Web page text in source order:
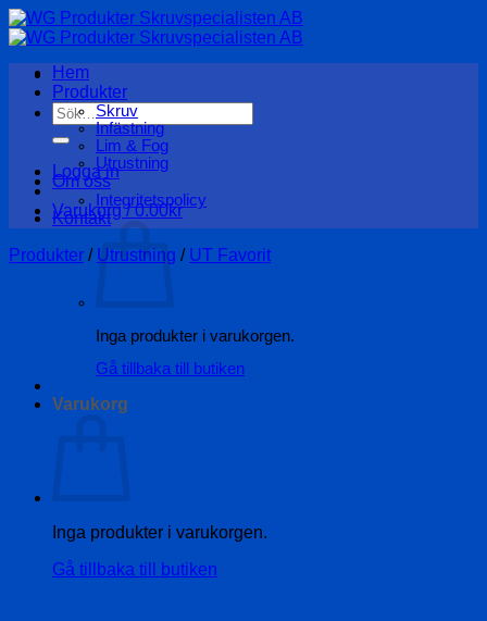
Skip
to
Sök
efter:
Logga in
Varukorg /0.00kr
Inga produkter i varukorgen.
Gå tillbaka till butiken
Varukorg
Inga produkter i varukorgen.
Gå tillbaka till butiken
Hem
Produkter
Skruv
Infästning
Lim & Fog
Utrustning
Om oss
Integritetspolicy
Kontakt
Produkter / Utrustning / UT Favorit